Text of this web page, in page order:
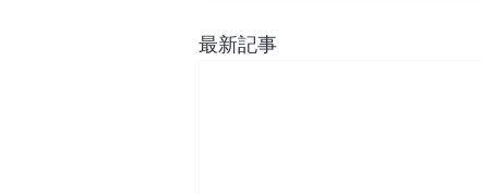
最新記事